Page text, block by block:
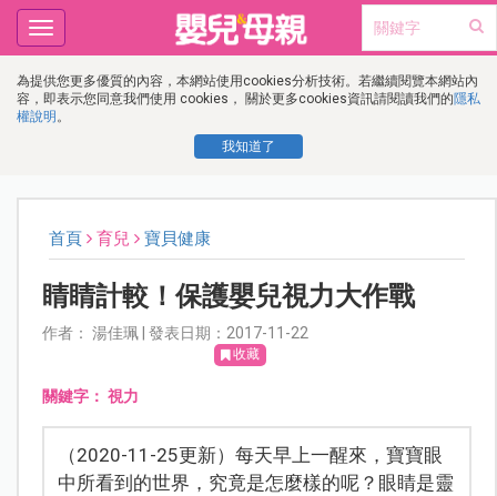
為提供您更多優質的內容，本網站使用cookies分析技術。若繼續閱覽本網站內
容，即表示您同意我們使用 cookies， 關於更多cookies資訊請閱讀我們的隱私
權說明 。
我知道了
Toggle
navigation
首頁 育兒 寶貝健康
睛睛計較！保護嬰兒視力大作戰
作者： 湯佳珮 | 發表日期：2017-11-22
收藏
關鍵字： 視力
（2020-11-25更新）每天早上一醒來，寶寶眼
中所看到的世界，究竟是怎麼樣的呢？眼睛是靈